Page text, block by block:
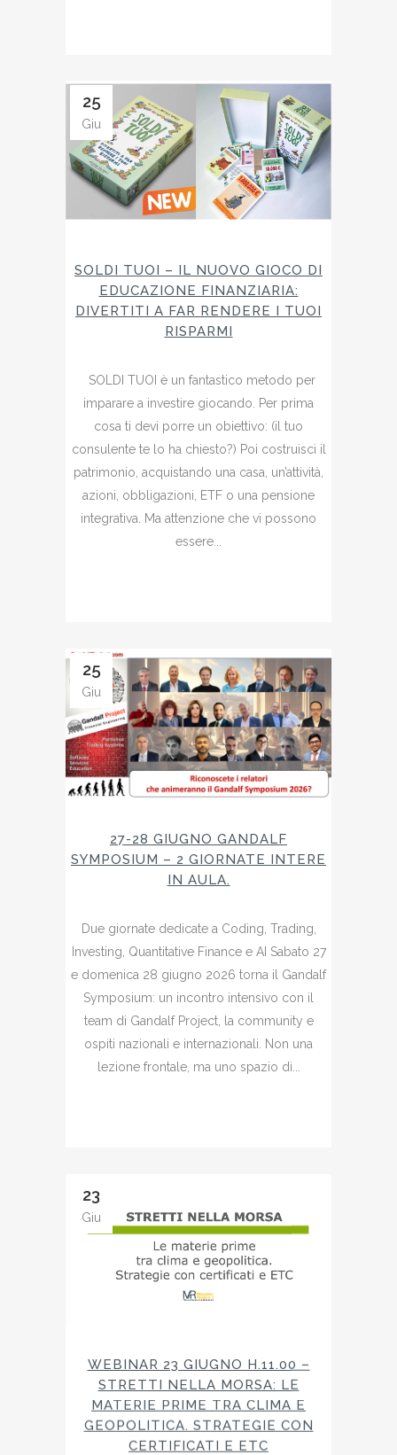
25
Giu
SOLDI TUOI – IL NUOVO GIOCO DI
EDUCAZIONE FINANZIARIA:
DIVERTITI A FAR RENDERE I TUOI
RISPARMI
SOLDI TUOI è un fantastico metodo per
imparare a investire giocando. Per prima
cosa ti devi porre un obiettivo: (il tuo
consulente te lo ha chiesto?) Poi costruisci il
patrimonio, acquistando una casa, un’attività,
azioni, obbligazioni, ETF o una pensione
integrativa. Ma attenzione che vi possono
essere...
25
Giu
27-28 GIUGNO GANDALF
SYMPOSIUM – 2 GIORNATE INTERE
IN AULA.
Due giornate dedicate a Coding, Trading,
Investing, Quantitative Finance e AI Sabato 27
e domenica 28 giugno 2026 torna il Gandalf
Symposium: un incontro intensivo con il
team di Gandalf Project, la community e
ospiti nazionali e internazionali. Non una
lezione frontale, ma uno spazio di...
23
Giu
WEBINAR 23 GIUGNO H.11.00 –
STRETTI NELLA MORSA: LE
MATERIE PRIME TRA CLIMA E
GEOPOLITICA. STRATEGIE CON
CERTIFICATI E ETC